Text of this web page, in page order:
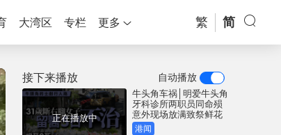
大湾区 专栏 更多 繁 简
接下来播放 自动播放
正在播放中
牛头角车祸│明爱牛头角
牙科诊所两职员同命殒
意外现场放满致祭鲜花
港闻